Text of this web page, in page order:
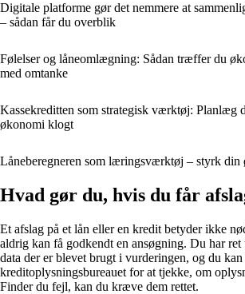
Digitale platforme gør det nemmere at
– sådan får du overblik
Følelser og låneomlægning: Sådan træffer du
med omtanke
Kassekreditten som strategisk værktøj: Planlæg
økonomi klogt
Låneberegneren som læringsværktøj – styrk din
Hvad gør du, hvis du får
Et afslag på et lån eller en kredit betyder ikke
aldrig kan få godkendt en ansøgning. Du har
data der er blevet brugt i vurderingen, og du
kreditoplysningsbureauet for at tjekke, om
Finder du fejl, kan du kræve dem rettet.